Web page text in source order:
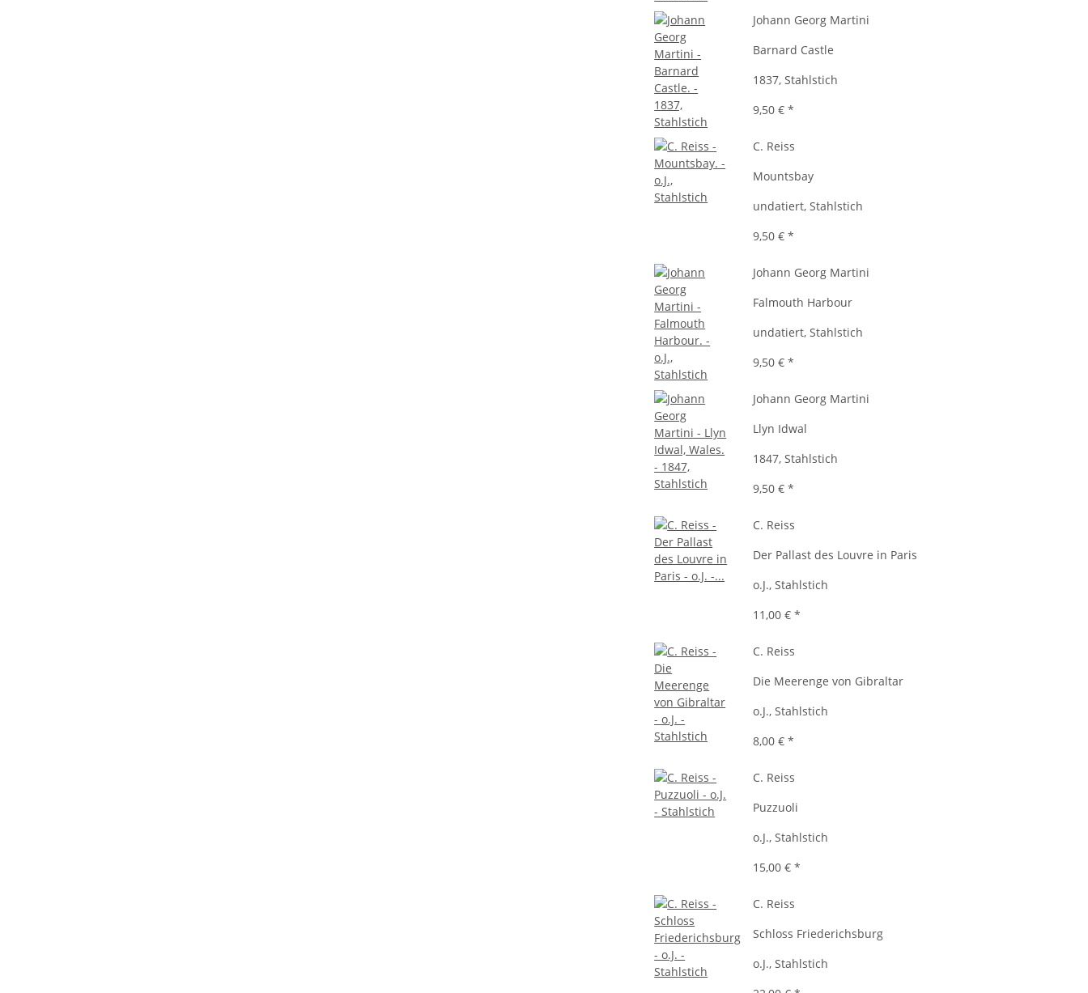
Johann Georg Martini
Barnard Castle
1837, Stahlstich
9,50 €*
C. Reiss
Mountsbay
undatiert, Stahlstich
9,50 €*
Johann Georg Martini
Falmouth Harbour
undatiert, Stahlstich
9,50 €*
Johann Georg Martini
Llyn Idwal
1847, Stahlstich
9,50 €*
C. Reiss
Der Pallast des Louvre in Paris
o.J., Stahlstich
11,00 €*
C. Reiss
Die Meerenge von Gibraltar
o.J., Stahlstich
8,00 €*
C. Reiss
Puzzuoli
o.J., Stahlstich
15,00 €*
C. Reiss
Schloss Friederichsburg
o.J., Stahlstich